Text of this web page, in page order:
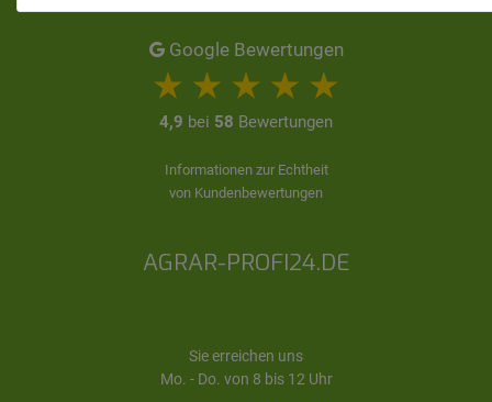
Google Bewertungen
4,9 bei 58 Bewertungen
Informationen zur Echtheit
von Kundenbewertungen
AGRAR-PROFI24.DE
Sie erreichen uns
Mo. - Do. von 8 bis 12 Uhr